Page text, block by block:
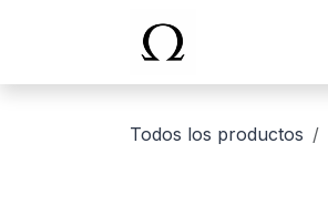
Todos los productos